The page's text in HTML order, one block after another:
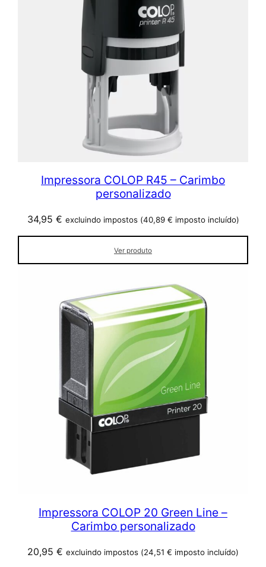
Impressora COLOP R45 – Carimbo
personalizado
34,95 € excluindo impostos (40,89 € imposto incluído)
Ver produto
Impressora COLOP 20 Green Line –
Carimbo personalizado
20,95 € excluindo impostos (24,51 € imposto incluído)